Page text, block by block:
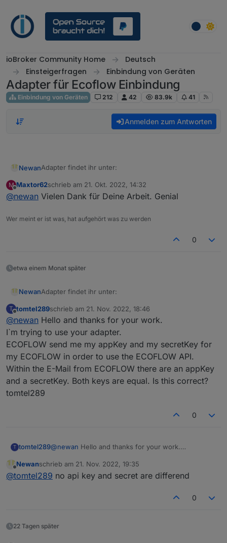
ioBroker Community Home
Deutsch
Einsteigerfragen
Einbindung von Geräten
Adapter für Ecoflow Einbindung
Einbindung von Geräten 212 42 83.9k 41
Anmelden zum Antworten
NewanAdapter findet ihr unter:
https://github.com/Newan/ioBroker.ecoflow
M Maxtor62schrieb am 21. Okt. 2022, 14:32
zuletzt editiert von
@newan Vielen Dank für Deine Arbeit. Genial
Wer meint er ist was, hat aufgehört was zu werden
0
etwa einem Monat später
NewanAdapter findet ihr unter:
https://github.com/Newan/ioBroker.ecoflow
T tomtel289schrieb am 21. Nov. 2022, 18:46
zuletzt editiert von
@newan Hello and thanks for your work.
I`m trying to use your adapter.
ECOFLOW send me my appKey and my secretKey for
my ECOFLOW in order to use the ECOFLOW API.
Within the E-Mail from ECOFLOW there are an appKey
and a secretKey. Both keys are equal. Is this correct?
tomtel289
0
T tomtel289@newan Hello and thanks for your work.
ECOFLOW send me my appKey and my secretKey
for my ECOFLOW in order to use the ECOFLOW
Within the E-Mail from ECOFLOW there are an
tomtel289
Offline
Newanschrieb am 21. Nov. 2022, 19:35
zuletzt editiert von
@tomtel289 no api key and secret are differend
0
22 Tagen später